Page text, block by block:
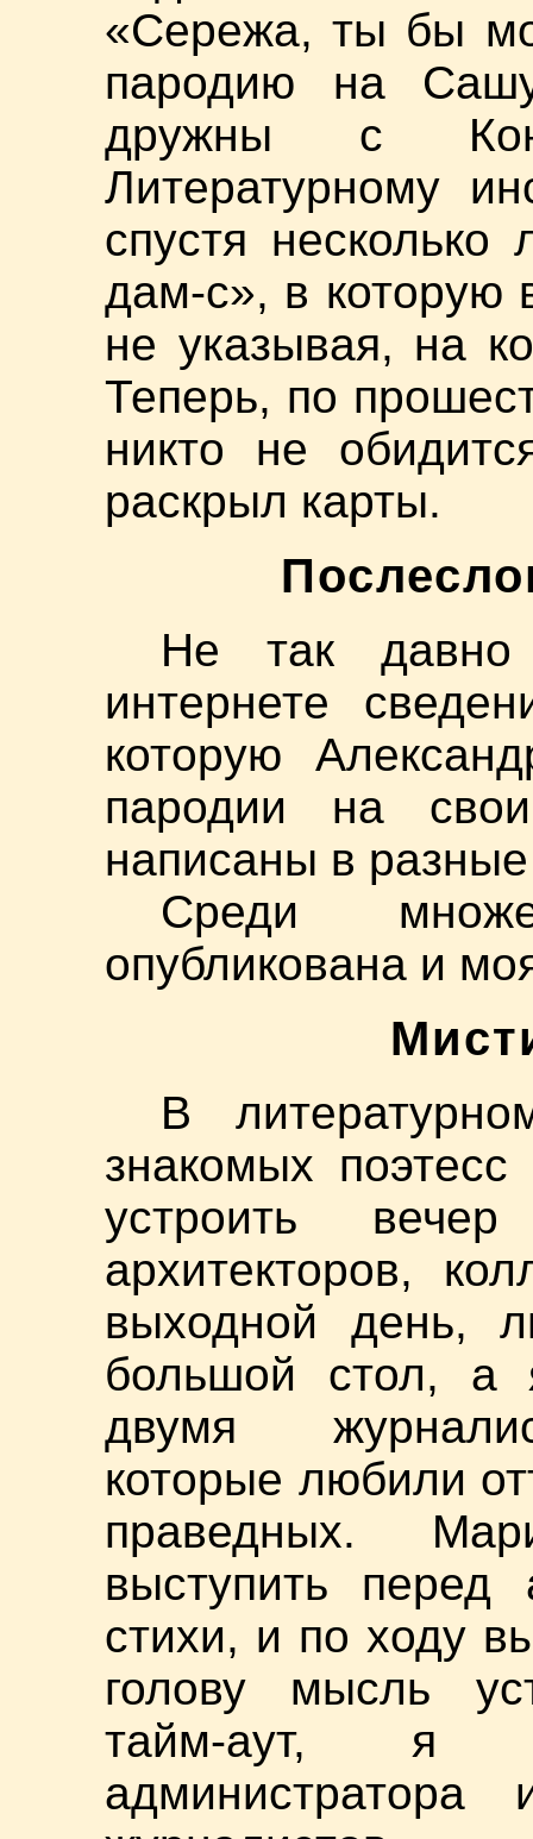
«Сережа, ты бы
пародию на
дружны с
Литературному
спустя
дам-с», в которую
не указывая, на
Теперь, по
никто не
раскрыл карты.
Не так
интернете
которую
пародии на
написаны в
Среди
опубликована и
В
знакомых
устроить
архитекторов,
выходной день,
большой стол, а
двумя
которые любили
праведных.
выступить перед
стихи, и по ходу
голову мысль
тайм-аут, я